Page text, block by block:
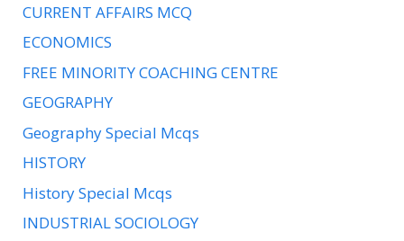
CURRENT AFFAIRS MCQ
ECONOMICS
FREE MINORITY COACHING CENTRE
GEOGRAPHY
Geography Special Mcqs
HISTORY
History Special Mcqs
INDUSTRIAL SOCIOLOGY